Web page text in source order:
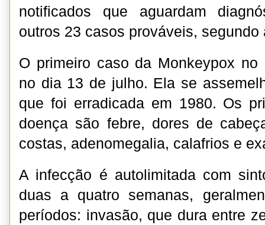
notificados que aguardam
outros 23 casos prováveis, segundo
O primeiro caso da Monkeypox no
no dia 13 de julho. Ela se
que foi erradicada em 1980. Os
doença são febre, dores de
costas, adenomegalia, calafrios e
A infecção é autolimitada com
duas a quatro semanas,
períodos: invasão, que dura entre